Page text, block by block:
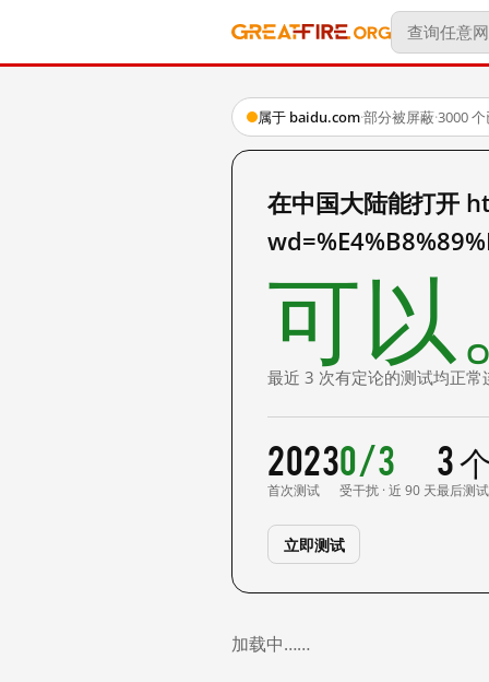
属于 baidu.com·部分被屏蔽·3000
在中国大陆能打开
可以
最近 3 次有定论的测试均正常
2023
首次测试
0/3
受干扰 · 近 90 天
3
最后测试
立即测试
加载中……